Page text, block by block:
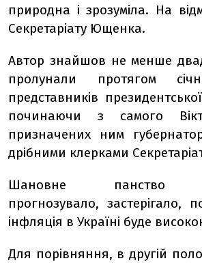
природна і зрозуміла. На
Секретаріату Ющенка.
Автор знайшов не менше
пролунали протягом
представників
починаючи з самого
призначених ним
дрібними клерками
Шановне панство
прогнозувало, застерігало,
інфляція в Україні буде
Для порівняння, в другій